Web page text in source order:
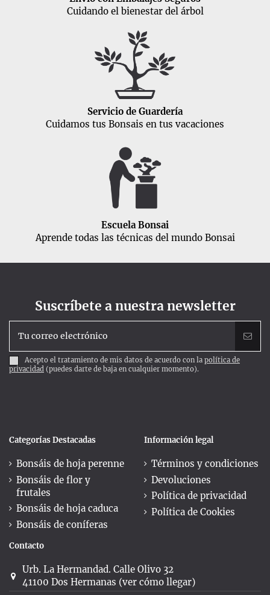
Cuidando el bienestar del árbol
Servicio de Guardería
Cuidamos tus Bonsais en tus vacaciones
Escuela Bonsai
Aprende todas las técnicas del mundo Bonsai
Suscríbete a nuestra newsletter
Acepto el tratamiento de mis datos de acuerdo con la política de
privacidad (puedes darte de baja en cualquier momento).
Categorías Destacadas
Bonsáis de hoja perenne
Bonsáis de flor y
frutales
Bonsáis de hoja caduca
Bonsáis de coníferas
Información legal
Términos y condiciones
Devoluciones
Política de privacidad
Política de Cookies
Contacto
Urb. La Hermandad. Calle Olivo 32
41100 Dos Hermanas (ver cómo llegar)